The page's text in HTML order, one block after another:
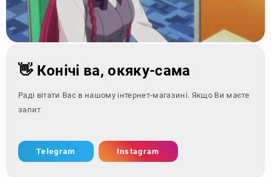
👋 Конічі ва, окяку-сама
Раді вітати Вас в нашому інтернет-магазині. Якщо Ви маєте
запитання - зверн
Telegram Instagram